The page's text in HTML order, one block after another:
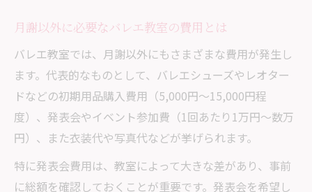
月謝以外に必要なバレエ教室の費用とは
バレエ教室では、月謝以外にもさまざまな費用が発生し
ます。代表的なものとして、バレエシューズやレオター
ドなどの初期用品購入費用（5,000円〜15,000円程
度）、発表会やイベント参加費（1回あたり1万円〜数万
円）、また衣装代や写真代などが挙げられます。
特に発表会費用は、教室によって大きな差があり、事前
に総額を確認しておくことが重要です。発表会を希望し